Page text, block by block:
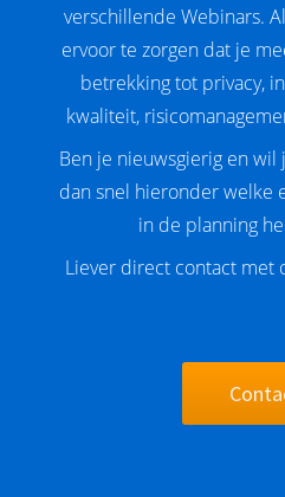
verschillende Webinars.
ervoor te zorgen dat je
betrekking tot privacy,
kwaliteit,
Ben je nieuwsgierig en wil
dan snel hieronder welke
in de planning
Liever direct contact met